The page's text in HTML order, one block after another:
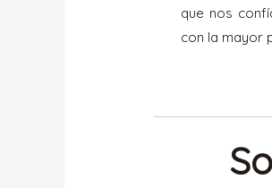
que nos
con la mayor